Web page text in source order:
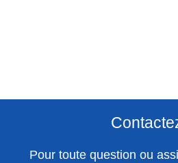
Pour toute question ou